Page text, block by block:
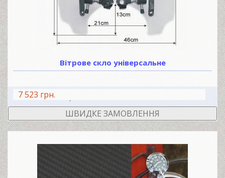
Вітрове скло універсальне
7 523 грн.
ШВИДКЕ ЗАМОВЛЕННЯ